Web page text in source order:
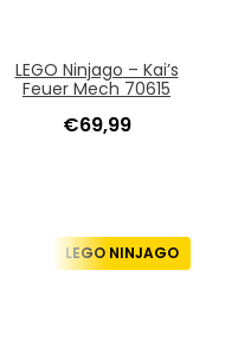
LEGO Ninjago – Kai’s
Feuer Mech 70615
€69,99
LEGO NINJAGO